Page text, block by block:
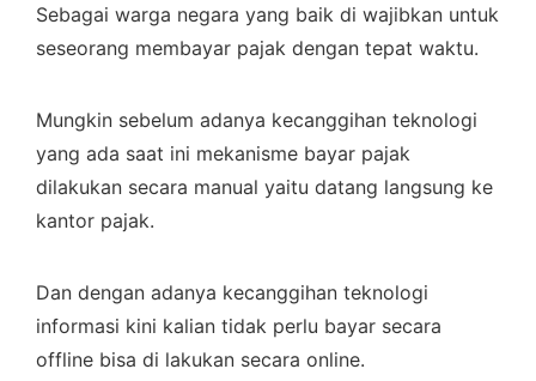
Sebagai warga negara yang baik di wajibkan untuk
seseorang membayar pajak dengan tepat waktu.
Mungkin sebelum adanya kecanggihan teknologi
yang ada saat ini mekanisme bayar pajak
dilakukan secara manual yaitu datang langsung ke
kantor pajak.
Dan dengan adanya kecanggihan teknologi
informasi kini kalian tidak perlu bayar secara
offline bisa di lakukan secara online.